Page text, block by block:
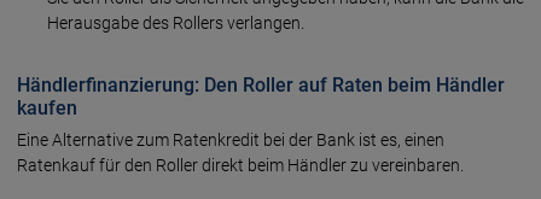
Heraus­gabe des Rollers verlangen.
Händlerfinanzierung: Den Roller auf Raten beim Händler
kaufen
Eine Alternative zum Ratenkredit bei der Bank ist es, einen
Ratenkauf für den Roller direkt beim Händler zu vereinbaren.